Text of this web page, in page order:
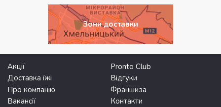
Зони доставки
Акції
Pronto Club
Доставка їжі
Відгуки
Про компанію
Франшиза
Вакансії
Контакти